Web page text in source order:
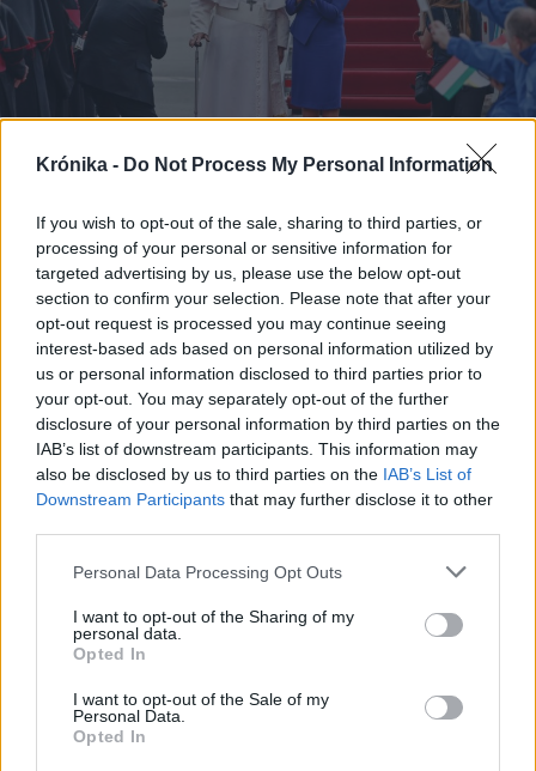
Krónika - Do Not Process My Personal Information
If you wish to opt-out of the sale, sharing to third parties, or
processing of your personal or sensitive information for
targeted advertising by us, please use the below opt-out
section to confirm your selection. Please note that after your
opt-out request is processed you may continue seeing
interest-based ads based on personal information utilized by
us or personal information disclosed to third parties prior to
your opt-out. You may separately opt-out of the further
disclosure of your personal information by third parties on the
IAB’s list of downstream participants. This information may
also be disclosed by us to third parties on the IAB’s List of
Downstream Participants that may further disclose it to other
Personal Data Processing Opt Outs
I want to opt-out of the Sharing of my
personal data.
Opted In
I want to opt-out of the Sale of my
Personal Data.
Opted In
2023. április 30., vasárnap
Ferenc pápa elutazott Budapestről